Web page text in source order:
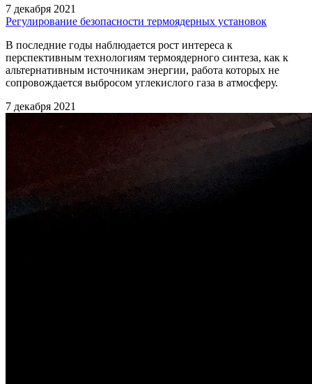
7 декабря 2021
Регулирование безопасности термоядерных установок
В последние годы наблюдается рост интереса к
перспективным технологиям термоядерного синтеза, как к
альтернативным источникам энергии, работа которых не
сопровождается выбросом углекислого газа в атмосферу.
7 декабря 2021